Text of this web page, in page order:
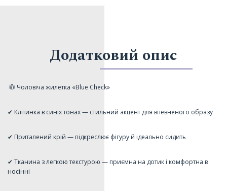
Додатковий опис
🧥 Чоловіча жилетка «Blue Check»
✔ Клітинка в синіх тонах — стильний акцент для впевненого образу
✔ Приталений крій — підкреслює фігуру й ідеально сидить
✔ Тканина з легкою текстурою — приємна на дотик і комфортна в
носінні